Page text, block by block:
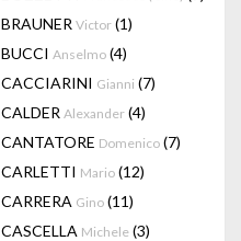
BRAUNER Victor (1)
BUCCI Anselmo (4)
CACCIARINI Gianni (7)
CALDER Alexander (4)
CANTATORE Domenico (7)
CARLETTI Mario (12)
CARRERA Gino (11)
CASCELLA Michele (3)